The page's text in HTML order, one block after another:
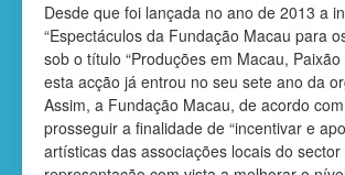
Desde que foi lançada no ano de 2013 a
“Espectáculos da Fundação Macau para
sob o título “Produções em Macau, Paixão
esta acção já entrou no seu sete ano da
Assim, a Fundação Macau, de acordo
prosseguir a finalidade de “incentivar e
artísticas das associações locais do